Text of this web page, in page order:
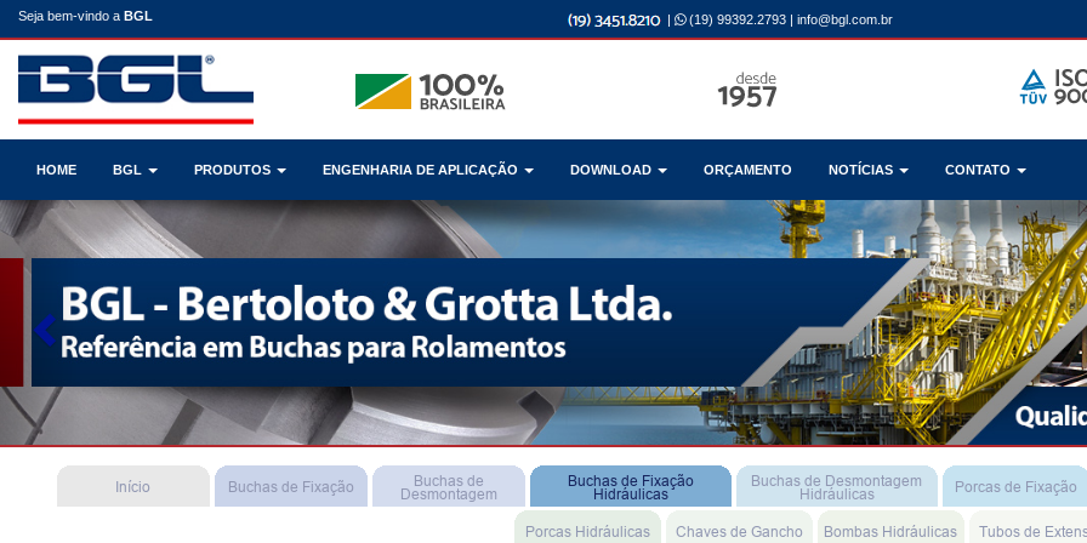
Seja bem-vindo a BGL | (19) 99392.2793 | info@bgl.com.br
HOME BGL PRODUTOS ENGENHARIA DE APLICAÇÃO DOWNLOAD ORÇAMENTO NOTÍCIAS CONTATO
Previous